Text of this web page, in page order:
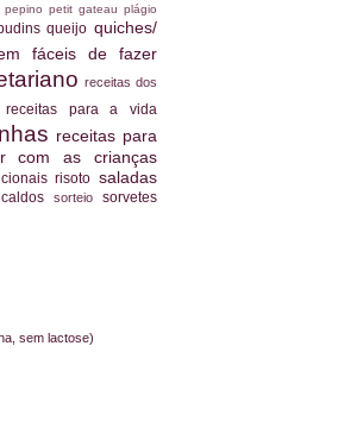
pepino petit gateauplágio
queijo quiches/
fáceis de fazer
receitas dos
receitas para a vida
receitas para
com as crianças
risotosaladas
sorteio sorvetes
sem lactose)